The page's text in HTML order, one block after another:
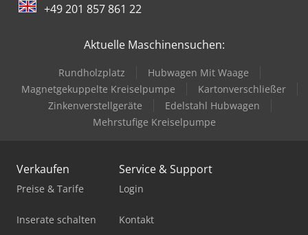
Holz-Her Epicon 7235
Holz-Her Tectra 6120 Classic
Holz-Her Tectra 6120 Power
Holzkraft Hbs 533
Holzkraft Vps 2241 Vr Ed
Hydraulikpresse
Kaschieranlage
+49 201 857 861 22
Aktuelle Maschinensuchen:
Rundholzplatz
Hubwagen Mit Waage
Magnetgekuppelte Kreiselpumpe
Kartonverschließer
Zinkenverstellgeräte
Edelstahl Hubwagen
Mehrstufige Kreiselpumpe
Verkaufen
Preise & Tarife
Inserate schalten
Service & Support
Login
Kontakt